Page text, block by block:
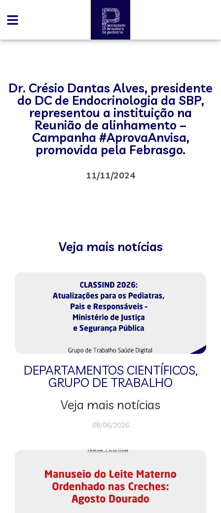
Dr. Crésio Dantas Alves, presidente
do DC de Endocrinologia da SBP,
representou a instituição na
Reunião de alinhamento –
Campanha #AprovaAnvisa,
promovida pela Febrasgo.
11/11/2024
Veja mais notícias
DEPARTAMENTOS CIENTÍFICOS,
GRUPO DE TRABALHO
Veja mais notícias
08/06/2026